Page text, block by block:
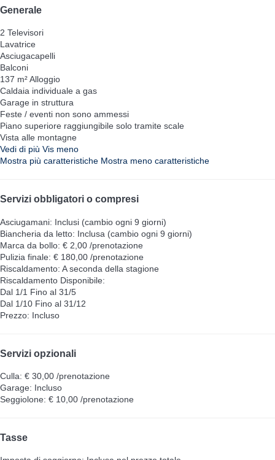
Generale
2 Televisori
Lavatrice
Asciugacapelli
Balconi
137 m² Alloggio
Caldaia individuale a gas
Garage in struttura
Feste / eventi non sono ammessi
Piano superiore raggiungibile solo tramite scale
Vista alle montagne
Vedi di più Vis meno
Mostra più caratteristiche Mostra meno caratteristiche
Servizi obbligatori o compresi
Asciugamani: Inclusi (cambio ogni 9 giorni)
Biancheria da letto: Inclusa (cambio ogni 9 giorni)
Marca da bollo: € 2,00 /prenotazione
Pulizia finale: € 180,00 /prenotazione
Riscaldamento: A seconda della stagione
Riscaldamento Disponibile:
Dal 1/1 Fino al 31/5
Dal 1/10 Fino al 31/12
Prezzo: Incluso
Servizi opzionali
Culla: € 30,00 /prenotazione
Garage: Incluso
Seggiolone: € 10,00 /prenotazione
Tasse